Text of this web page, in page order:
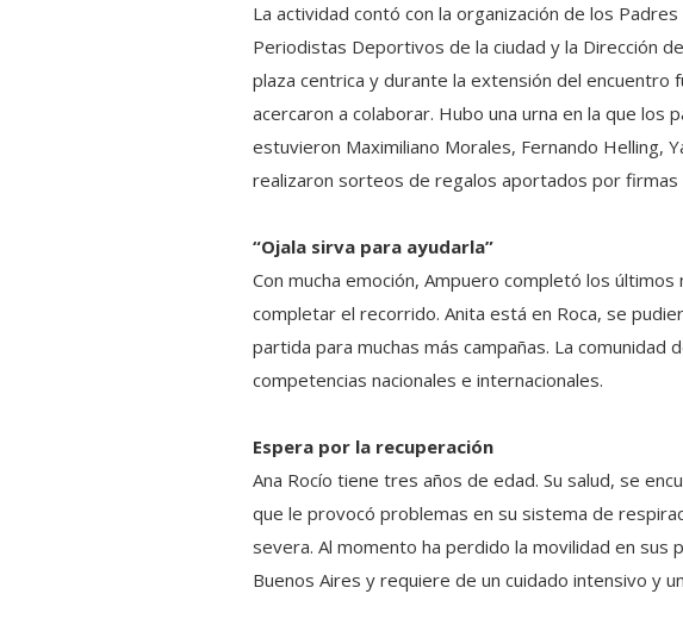
La actividad contó con la organización de los
Periodistas Deportivos de la ciudad y la Dirección
plaza centrica y durante la extensión del
acercaron a colaborar. Hubo una urna en la que
estuvieron Maximiliano Morales, Fernando Helling,
realizaron sorteos de regalos aportados por firmas
“Ojala sirva para ayudarla”
Con mucha emoción, Ampuero completó los
completar el recorrido. Anita está en Roca, se
partida para muchas más campañas. La
competencias nacionales e internacionales.
Espera por la recuperación
Ana Rocío tiene tres años de edad. Su salud, se
que le provocó problemas en su sistema de
severa. Al momento ha perdido la movilidad en sus
Buenos Aires y requiere de un cuidado intensivo y